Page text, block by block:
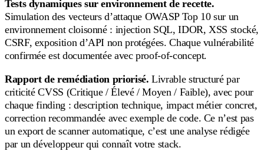
Tests dynamiques sur environnement de recette.
Simulation des vecteurs d’attaque OWASP Top 10 sur un
environnement cloisonné : injection SQL, IDOR, XSS stocké,
CSRF, exposition d’API non protégées. Chaque vulnérabilité
confirmée est documentée avec proof-of-concept.
Rapport de remédiation priorisé. Livrable structuré par
criticité CVSS (Critique / Élevé / Moyen / Faible), avec pour
chaque finding : description technique, impact métier concret,
correction recommandée avec exemple de code. Ce n’est pas
un export de scanner automatique, c’est une analyse rédigée
par un développeur qui connaît votre stack.